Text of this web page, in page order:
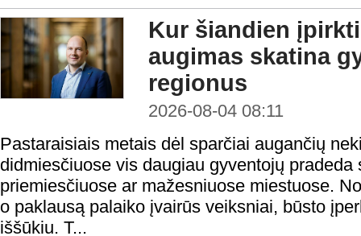
Kur šiandien
augimas skatina
regionus
2026-08-04 08:11
Pastaraisiais metais dėl sparčiai augančių
didmiesčiuose vis daugiau gyventojų pradeda
priemiesčiuose ar mažesniuose miestuose.
o paklausą palaiko įvairūs veiksniai, būsto
iššūkiu. T...